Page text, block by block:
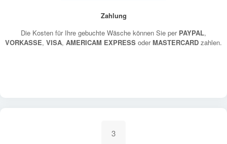
Zahlung
Die Kosten für Ihre gebuchte Wäsche können Sie per PAYPAL,
VORKASSE, VISA, AMERICAM EXPRESS oderMASTERCARD zahlen.
3